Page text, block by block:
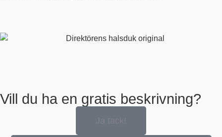
Vill du ha en gratis beskrivning?
Ja tack!